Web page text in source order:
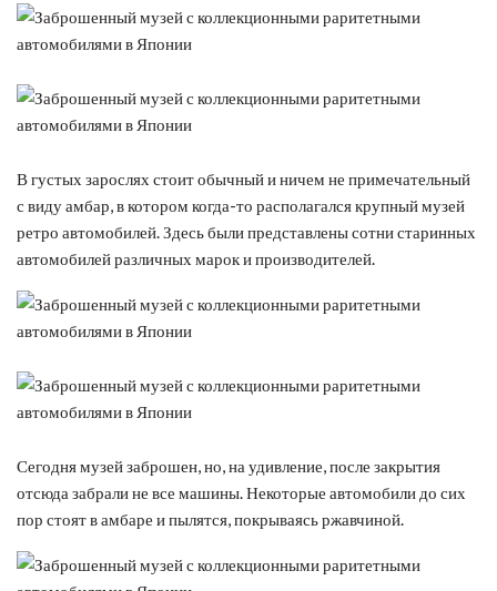
В густых зарослях стоит обычный и ничем не примечательный
с виду амбар, в котором когда-то располагался крупный музей
ретро автомобилей. Здесь были представлены сотни старинных
автомобилей различных марок и производителей.
Сегодня музей заброшен, но, на удивление, после закрытия
отсюда забрали не все машины. Некоторые автомобили до сих
пор стоят в амбаре и пылятся, покрываясь ржавчиной.